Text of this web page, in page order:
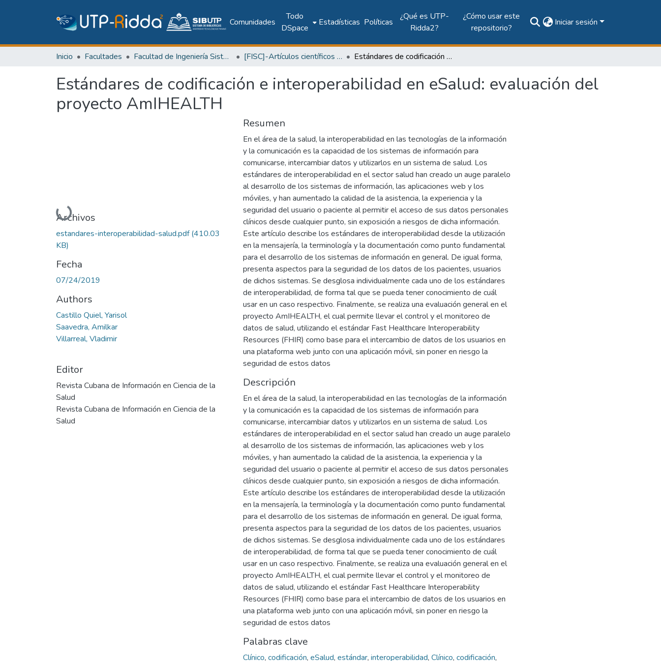
Comunidades
Todo
DSpace
Estadísticas Políticas
¿Qué es UTP-
Ridda2?
¿Cómo usar este
repositorio?
Iniciar sesión
Inicio Facultades Facultad de Ingeniería Sistemas Computacionales [FISC]-Artículos científicos y académicos Estándares de codificación e interoperabilidad en eSalud: evaluación del proyecto AmIHEALTH
Estándares de codificación e interoperabilidad en eSalud: evaluación del
proyecto AmIHEALTH
Cargando...
Archivos
estandares-interoperabilidad-salud.pdf(410.03
KB)
Fecha
07/24/2019
Authors
Castillo Quiel, Yarisol
Saavedra, Amilkar
Villarreal, Vladimir
Editor
Revista Cubana de Información en Ciencia de la
Salud
Revista Cubana de Información en Ciencia de la
Salud
Resumen
En el área de la salud, la interoperabilidad en las tecnologías de la información
y la comunicación es la capacidad de los sistemas de información para
comunicarse, intercambiar datos y utilizarlos en un sistema de salud. Los
estándares de interoperabilidad en el sector salud han creado un auge paralelo
al desarrollo de los sistemas de información, las aplicaciones web y los
móviles, y han aumentado la calidad de la asistencia, la experiencia y la
seguridad del usuario o paciente al permitir el acceso de sus datos personales
clínicos desde cualquier punto, sin exposición a riesgos de dicha información.
Este artículo describe los estándares de interoperabilidad desde la utilización
en la mensajería, la terminología y la documentación como punto fundamental
para el desarrollo de los sistemas de información en general. De igual forma,
presenta aspectos para la seguridad de los datos de los pacientes, usuarios
de dichos sistemas. Se desglosa individualmente cada uno de los estándares
de interoperabilidad, de forma tal que se pueda tener conocimiento de cuál
usar en un caso respectivo. Finalmente, se realiza una evaluación general en el
proyecto AmIHEALTH, el cual permite llevar el control y el monitoreo de
datos de salud, utilizando el estándar Fast Healthcare Interoperability
Resources (FHIR) como base para el intercambio de datos de los usuarios en
una plataforma web junto con una aplicación móvil, sin poner en riesgo la
seguridad de estos datos
Descripción
En el área de la salud, la interoperabilidad en las tecnologías de la información
y la comunicación es la capacidad de los sistemas de información para
comunicarse, intercambiar datos y utilizarlos en un sistema de salud. Los
estándares de interoperabilidad en el sector salud han creado un auge paralelo
al desarrollo de los sistemas de información, las aplicaciones web y los
móviles, y han aumentado la calidad de la asistencia, la experiencia y la
seguridad del usuario o paciente al permitir el acceso de sus datos personales
clínicos desde cualquier punto, sin exposición a riesgos de dicha información.
Este artículo describe los estándares de interoperabilidad desde la utilización
en la mensajería, la terminología y la documentación como punto fundamental
para el desarrollo de los sistemas de información en general. De igual forma,
presenta aspectos para la seguridad de los datos de los pacientes, usuarios
de dichos sistemas. Se desglosa individualmente cada uno de los estándares
de interoperabilidad, de forma tal que se pueda tener conocimiento de cuál
usar en un caso respectivo. Finalmente, se realiza una evaluación general en el
proyecto AmIHEALTH, el cual permite llevar el control y el monitoreo de
datos de salud, utilizando el estándar Fast Healthcare Interoperability
Resources (FHIR) como base para el intercambio de datos de los usuarios en
una plataforma web junto con una aplicación móvil, sin poner en riesgo la
seguridad de estos datos
Palabras clave
Clínico, codificación, eSalud, estándar, interoperabilidad, Clínico, codificación,